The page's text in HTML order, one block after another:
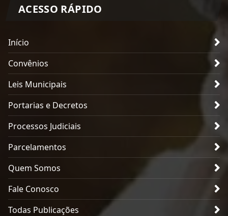
ACESSO RÁPIDO
Início
Convênios
Leis Municipais
Portarias e Decretos
Processos Judiciais
Parcelamentos
Quem Somos
Fale Conosco
Todas Publicações